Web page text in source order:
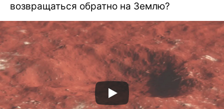
возвращаться обратно на Землю?